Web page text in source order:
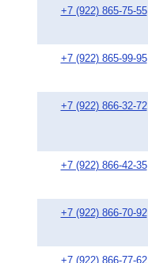
+7 (922) 865-75-55
+7 (922) 865-99-95
+7 (922) 866-32-72
+7 (922) 866-42-35
+7 (922) 866-70-92
+7 (922) 866-77-62